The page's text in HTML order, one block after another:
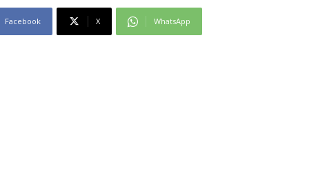
Facebook X WhatsApp